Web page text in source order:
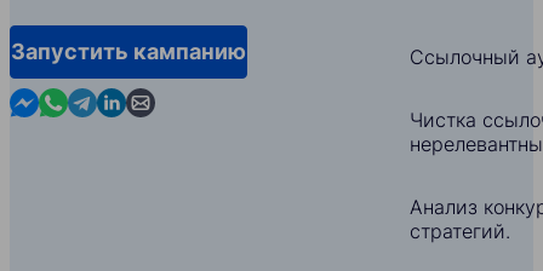
Запустить кампанию
Contact us in Messenger
Contact us in WhatsApp
Contact us in Telegram
Contact us in Linkedin
Contact us by email
Ссылочный
Чистка
Анализ
стратегий.